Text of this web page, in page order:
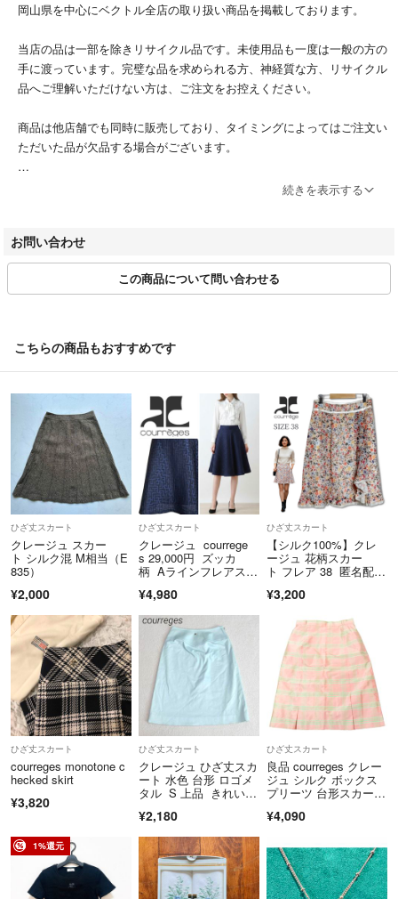
岡山県を中心にベクトル全店の取り扱い商品を掲載しております。
当店の品は一部を除きリサイクル品です。未使用品も一度は一般の方の
手に渡っています。完璧な品を求められる方、神経質な方、リサイクル
品へご理解いただけない方は、ご注文をお控えください。
商品は他店舗でも同時に販売しており、タイミングによってはご注文い
ただいた品が欠品する場合がございます。
ブランドによってサイズ表記方法が様々です。必ず実寸サイズをご確認
ましてはご容赦ください。
商品画像はできる限り現品を再現するよう心がけておりますが、ご利用
商品状態は掲載前に十分な確認を行っておりますが、重大な見落としが
ございました際はご返品を承ります。サイズが合わない、イメージが違
う、間違えた等お客様都合での返品はお受けしておりません。
・ご注文の商品と異なる商品が届いた場合
・商品状態が商品説明と著しく異なる場合
はご返品をお受けしております。
商品到着から5日以内にご連絡、返品受付後5日以内に当店に商品をご
返送ください。期限を過ぎた場合、初期不良等の場合でも対応いたしか
ねます。 必ず商品を受け取られた際に状態の確認をお願いいたしま
す。
クリーニングやアフターサービス代等の商品代金以上のご請求、不良品
の場合の一部返金での対応などはお受けできません。
Cランク以下の商品については、いかなる理由でもご返品をお断りさせ
ていただいております。
当アカウントはラクマ公式パートナーです。
◆特商法：https://fril.jp/ts/official/law/vtr/
◆返品特約：
https://fril.jp/ts/official/law/vtr/#return_policy
◆適格請求書発行事業者登録番号：T4260002013524
続きを表示する
お問い合わせ
この商品について問い合わせる
こちらの商品もおすすめです
ひざ丈スカート
クレージュ スカー
ト シルク混 M相当（E
835）
¥2,000
ひざ丈スカート
クレージュ courrege
s 29,000円 ズッカ
柄 Aラインフレアスカ
クネイビー 七五三 入
学式
¥4,980
ひざ丈スカート
【シルク100%】クレ
ージュ 花柄スカー
ト フレア 38 匿名配
¥3,200
ひざ丈スカート
courreges monotone c
hecked skirt
¥3,820
ひざ丈スカート
クレージュ ひざ丈スカ
ート 水色 台形 ロゴメ
タル S 上品 きれい
¥2,180
ひざ丈スカート
良品 courreges クレー
ジュ シルク ボックス
プリーツ 台形スカー
ク 64-91 ピンク グリー
古 USED
¥4,090
1%還元